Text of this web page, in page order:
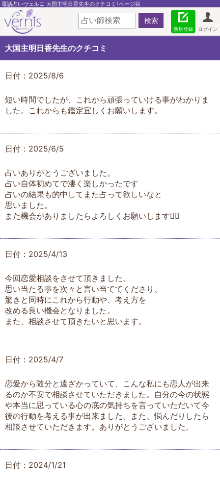
電話占いヴェルニ 大国主明日香先生のクチコミ1ページ目
ログイン
新規登録
大国主明日香先生のクチコミ
日付：2025/8/6
短い時間でしたが、これから頑張っていける事がわかりま
した。これからも鑑定宜しくお願いします。
日付：2025/6/5
占いありがとうございました。
占い自体初めてで凄く楽しかったです
占いの結果も的中してまた占って欲しいなと
思いました。
また機会がありましたらよろしくお願いします🙇‍♂️
日付：2025/4/13
今回恋愛相談をさせて頂きました。
思い当たる事を次々と言い当ててくださり、
驚きと同時にこれから行動や、考え方を
改める良い機会となりました。
また、相談させて頂きたいと思います。
日付：2025/4/7
恋愛から随分と遠ざかっていて、こんな私にも恋人が出来
るのか不安で相談させていただきました。自分の今の状態
や本当に思っている心の底の気持ちを言っていただいて今
後の行動を考える事が出来ました。また、悩んだりしたら
相談させていただきます。ありがとうございました。
日付：2024/1/21